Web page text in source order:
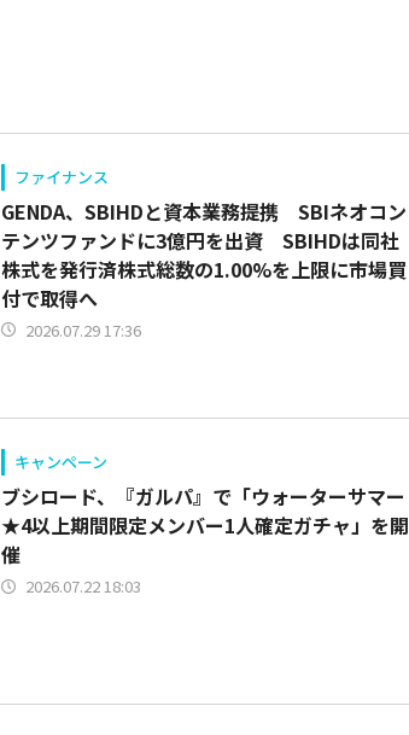
ファイナンス
GENDA、SBIHDと資本業務提携 SBIネオコン
テンツファンドに3億円を出資 SBIHDは同社
株式を発行済株式総数の1.00%を上限に市場買
付で取得へ
2026.07.29 17:36
キャンペーン
ブシロード、『ガルパ』で「ウォーターサマー
★4以上期間限定メンバー1人確定ガチャ」を開
催
2026.07.22 18:03